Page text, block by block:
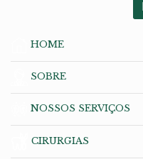
HOME
SOBRE
NOSSOS SERVIÇOS
CIRURGIAS